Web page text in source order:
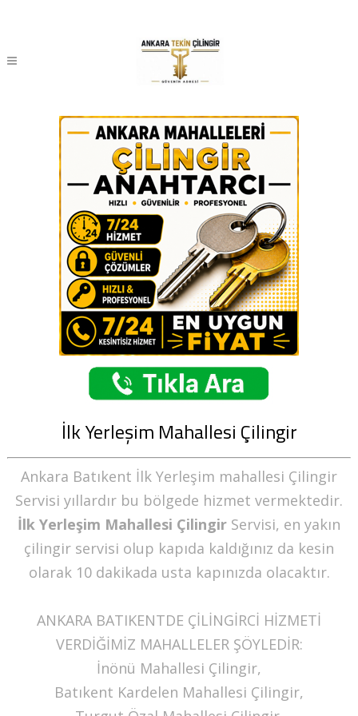
İlk Yerleşim Mahallesi Çilingir
Ankara Batıkent İlk Yerleşim mahallesi Çilingir
Servisi yıllardır bu bölgede hizmet vermektedir.
İlk Yerleşim Mahallesi Çilingir Servisi, en yakın
çilingir servisi olup kapıda kaldığınız da kesin
olarak 10 dakikada usta kapınızda olacaktır.
ANKARA BATIKENTDE ÇİLİNGİRCİ HİZMETİ
VERDİĞİMİZ MAHALLELER ŞÖYLEDİR:
İnönü Mahallesi Çilingir,
Batıkent Kardelen Mahallesi Çilingir,